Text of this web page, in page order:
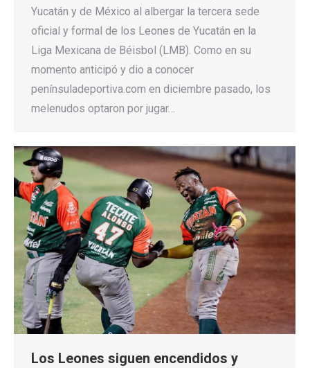
Yucatán y de México al albergar la tercera sede
oficial y formal de los Leones de Yucatán en la
Liga Mexicana de Béisbol (LMB). Como en su
momento anticipó y dio a conocer
penínsuladeportiva.com en diciembre pasado, los
melenudos optaron por jugar…
Los Leones siguen encendidos y